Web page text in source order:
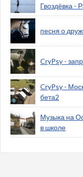
Гвоздёвка -
песня о
CryPsy -
CryPsy -
бета2
Музыка на
в школе